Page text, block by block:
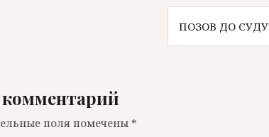
ПОЗОВ ДО СУДУ
поля помечены *